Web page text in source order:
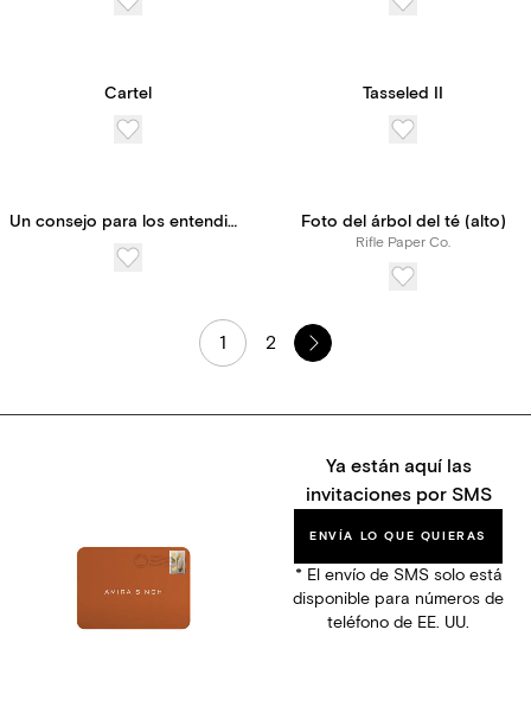
Cartel Tasseled II
Un consejo para los entendidos Foto del árbol del té (alto)
Rifle Paper Co.
1 2
Ya están aquí las
invitaciones por SMS
ENVÍA LO QUE QUIERAS
* El envío de SMS solo está
disponible para números de
teléfono de EE. UU.